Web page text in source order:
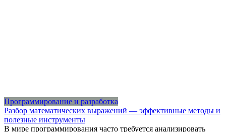
Программирование и разработка
Разбор математических выражений — эффективные методы и
полезные инструменты
В мире программирования часто требуется анализировать